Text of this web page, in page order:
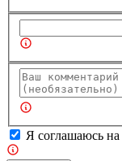
Я соглашаюсь на